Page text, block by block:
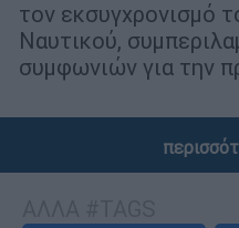
τον εκσυγχρονισμό
Ναυτικού,
συμφωνιών για την